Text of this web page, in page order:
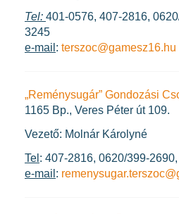
Tel: 401-0576, 407-2816,
3245
e-mail : terszoc@gamesz16.hu
„Reménysugár” Gondozási
1165 Bp., Veres Péter út 109.
Vezető: Molnár Károlyné
Tel : 407-2816, 0620/399-
e-mail :